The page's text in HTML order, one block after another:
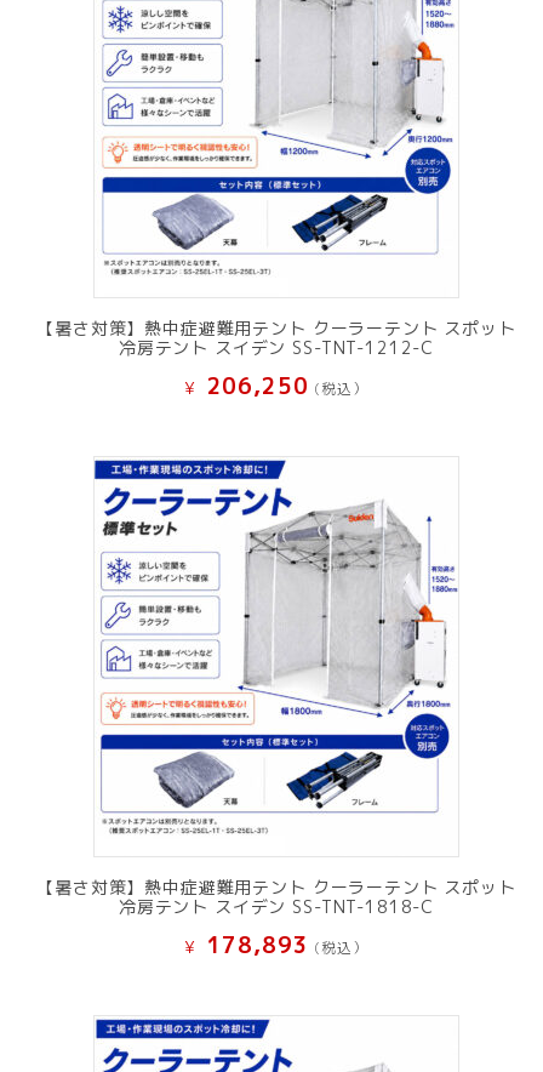
【暑さ対策】熱中症避難用テント クーラーテント スポット
冷房テント スイデン SS-TNT-1212-C
¥ 206,250 (税込）
【暑さ対策】熱中症避難用テント クーラーテント スポット
冷房テント スイデン SS-TNT-1818-C
¥ 178,893 (税込）